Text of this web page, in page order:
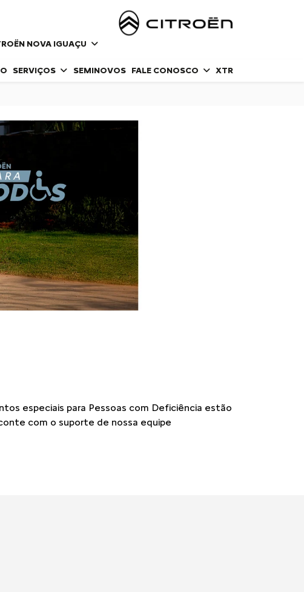
NOVA IGUAÇU
SERVIÇOS SEMINOVOS FALE CONOSCO XTR
especiais para Pessoas com Deficiência estão
com o suporte de nossa equipe